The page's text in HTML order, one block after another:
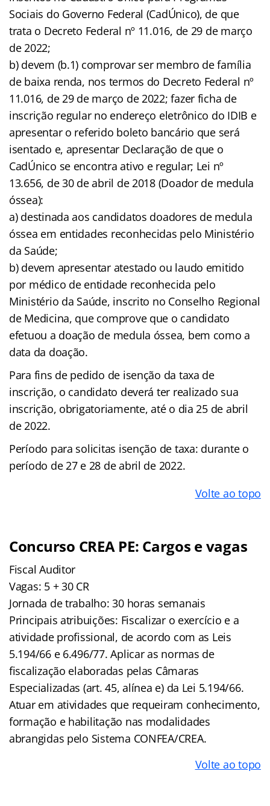
Sociais do Governo Federal (CadÚnico), de que
trata o Decreto Federal nº 11.016, de 29 de março
de 2022;
b) devem (b.1) comprovar ser membro de família
de baixa renda, nos termos do Decreto Federal nº
11.016, de 29 de março de 2022; fazer ficha de
inscrição regular no endereço eletrônico do IDIB e
apresentar o referido boleto bancário que será
isentado e, apresentar Declaração de que o
CadÚnico se encontra ativo e regular; Lei nº
13.656, de 30 de abril de 2018 (Doador de medula
óssea):
a) destinada aos candidatos doadores de medula
óssea em entidades reconhecidas pelo Ministério
da Saúde;
b) devem apresentar atestado ou laudo emitido
por médico de entidade reconhecida pelo
Ministério da Saúde, inscrito no Conselho Regional
de Medicina, que comprove que o candidato
efetuou a doação de medula óssea, bem como a
data da doação.
Para fins de pedido de isenção da taxa de
inscrição, o candidato deverá ter realizado sua
inscrição, obrigatoriamente, até o dia 25 de abril
de 2022.
Período para solicitas isenção de taxa: durante o
período de 27 e 28 de abril de 2022.
Volte ao topo
Concurso CREA PE: Cargos e vagas
Fiscal Auditor
Vagas: 5 + 30 CR
Jornada de trabalho: 30 horas semanais
Principais atribuições: Fiscalizar o exercício e a
atividade profissional, de acordo com as Leis
5.194/66 e 6.496/77. Aplicar as normas de
fiscalização elaboradas pelas Câmaras
Especializadas (art. 45, alínea e) da Lei 5.194/66.
Atuar em atividades que requeiram conhecimento,
formação e habilitação nas modalidades
abrangidas pelo Sistema CONFEA/CREA.
Volte ao topo